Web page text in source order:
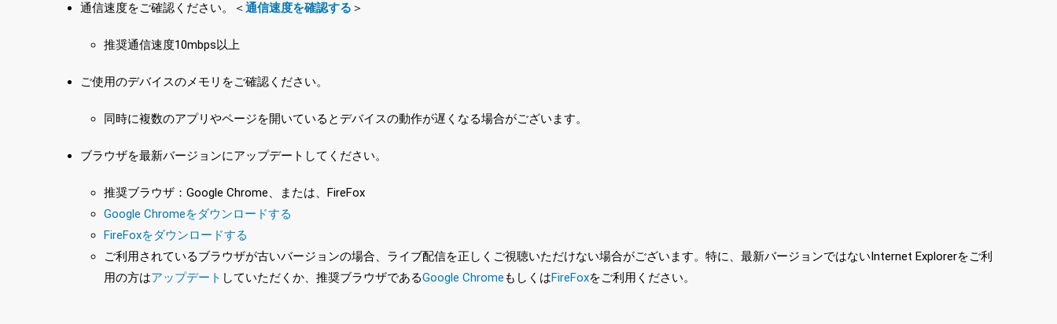
通信速度をご確認ください。＜通信速度を確認する ＞
推奨通信速度10mbps以上
ご使用のデバイスのメモリをご確認ください。
同時に複数のアプリやページを開いているとデバイスの動作が遅くなる場合がございます。
ブラウザを最新バージョンにアップデートしてください。
推奨ブラウザ：Google Chrome、または、FireFox
Google Chromeをダウンロードする
FireFoxをダウンロードする
ご利用されているブラウザが古いバージョンの場合、ライブ配信を正しくご視聴いただけない場合がございます。特に、最新バージョンではないInternet Explorerをご利
用の方はアップデート していただくか、推奨ブラウザであるGoogle ChromeもしくはFireFoxをご利用ください。